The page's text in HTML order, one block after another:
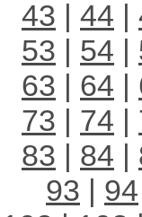
43 | 44 |
53 | 54 |
63 | 64 |
73 | 74 |
83 | 84 |
93 | 94